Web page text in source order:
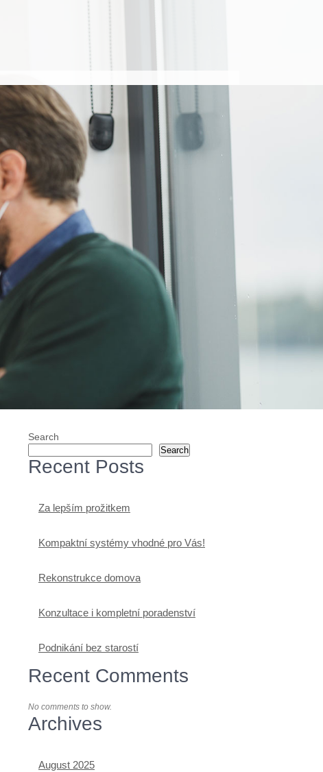
Search
Search
Recent Posts
Za lepším prožitkem
Kompaktní systémy vhodné pro Vás!
Rekonstrukce domova
Konzultace i kompletní poradenství
Podnikání bez starostí
Recent Comments
No comments to show.
Archives
August 2025